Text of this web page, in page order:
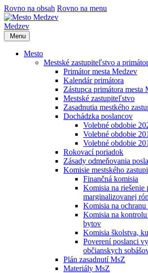
Rovno na obsah Rovno na menu
Medzev
Menu
Mesto
Mestské zastupiteľstvo a primátor
Primátor mesta Medzev
Kalendár primátora
Zástupca primátora mesta
Mestské zastupiteľstvo
Zasadnutia mestkého
Dochádzka poslancov
Volebné obdobie
Volebné obdobie
Volebné obdobie
Rokovací poriadok
Zásady odmeňovania
Komisie mestského
Finančná komisia
Komisia na riešenie
marginalizovanej
Komisia na
Komisia na
bytov
Komisia školstva,
Poverení poslanci
občianskych
Plán zasadnutí MsZ
Materiály MsZ